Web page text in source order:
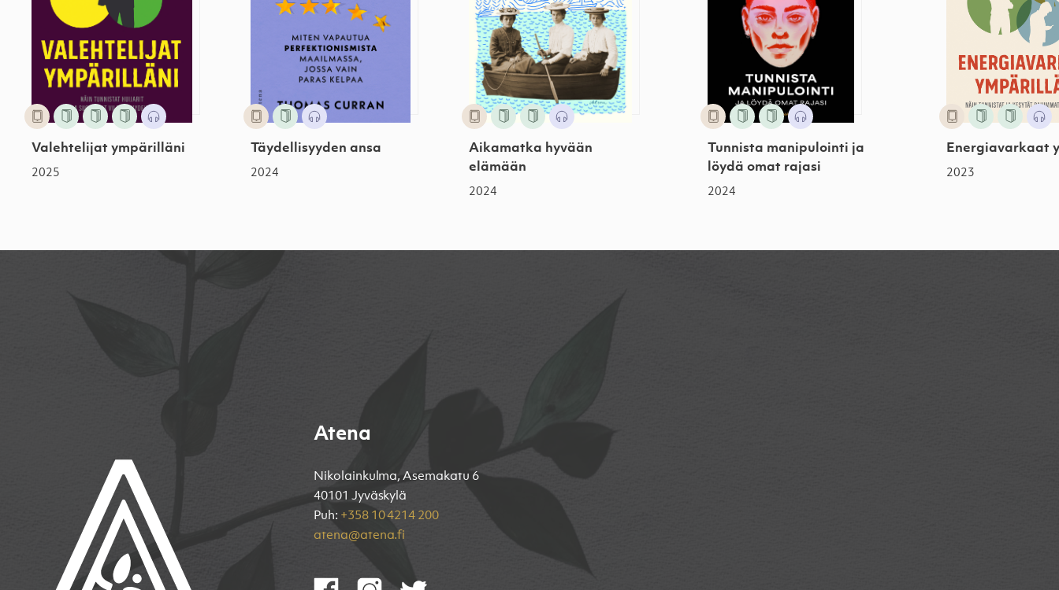
Valehtelijat ympärilläni
2025
Täydellisyyden ansa
2024
Aikamatka hyvään
elämään
2024
Tunnista manipulointi ja
löydä omat rajasi
2024
Energiavarkaat
2023
Atena
Nikolainkulma, Asemakatu 6
40101 Jyväskylä
Puh: +358 10 4214 200
atena@atena.fi